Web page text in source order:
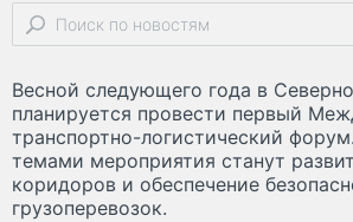
Весной следующего года в
планируется провести первый
транспортно-логистический
темами мероприятия станут
коридоров и обеспечение
грузоперевозок.